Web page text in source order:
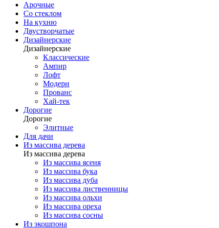
Арочные
Со стеклом
На кухню
Двустворчатые
Дизайнерские
Дизайнерские
Классические
Ампир
Лофт
Модерн
Прованс
Хай-тек
Дорогие
Дорогие
Элитные
Для дачи
Из массива дерева
Из массива дерева
Из массива ясеня
Из массива бука
Из массива дуба
Из массива лиственницы
Из массива ольхи
Из массива ореха
Из массива сосны
Из экошпона